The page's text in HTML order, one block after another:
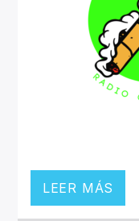
LEER MÁS